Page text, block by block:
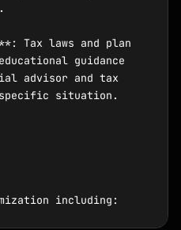
Tax laws and plan
guidance
advisor and tax
situation.
including: